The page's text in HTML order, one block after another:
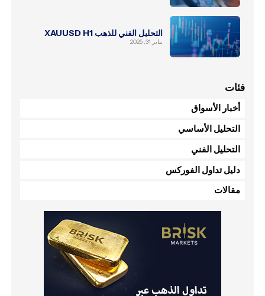
التحليل الفني للذهب XAUUSD H1
يناير 31, 2025
فئات
أخبار الأسواق
التحليل الأساسي
التحليل الفني
دليل تداول الفوركس
مقالات